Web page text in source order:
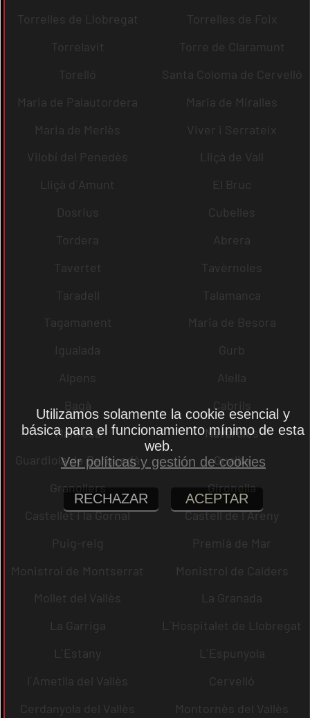
Torrelles de Llobregat
Torrelles de Foix
Torrelavit
Torre de Claramunt
Torelló
Santa Coloma de Cervelló
Maria de Palautordera
Maria de Miralles
Maria de Merlès
Viver i Serrateix
Vilobí del Penedès
Lliçà de Vall
Lliçà d´Amunt
El Bruc
Dosrius
Cubelles
Tordera
Abrera
Tavertet
Tavèrnoles
Taradell
Talamanca
Tagamanent
Maria de Besora
Igualada
Gurb
Alpens
Alella
Bagà
Cabrils
Manresa
Navarcles
Guardiola de Berguedà
Gualba
Granollers
Gironella
Castellet i la Gornal
Castell de l´Areny
Puig-reig
Premià de Mar
Monistrol de Montserrat
Monistrol de Calders
Mollet del Vallès
La Granada
La Garriga
L´Hospitalet de Llobregat
L´Estany
L´Espunyola
l´Ametlla del Vallès
Cervelló
Cerdanyola del Vallès
Montornès del Vallès
Utilizamos solamente la cookie esencial y
básica para el funcionamiento mínimo de esta
web.
Ver políticas y gestión de cookies
RECHAZAR ACEPTAR